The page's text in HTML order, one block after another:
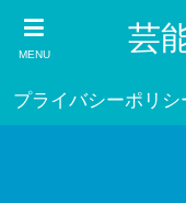
MENU 芸
プライバシーポリシ